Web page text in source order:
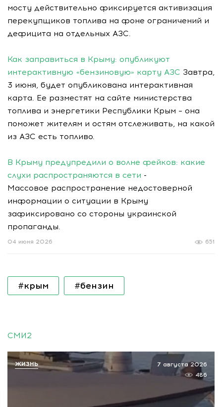
мосту действительно фиксируется активизация
перекупщиков топлива на фоне ограничений и
дефицита на отдельных АЗС.
Как заправиться в Крыму: опубликуют
интерактивную «бензиновую» карту АЗС Завтра,
3 июня, будет опубликована интерактивная
карта. Ее разместят на сайте министерства
топлива и энергетики Республики Крым – она
поможет жителям и остям отслеживать, на какой
из АЗС есть топливо.
В Крыму предупредили о волне фейков: какие
слухи распространяются в сети -
Массовое распространение недостоверной
информации о ситуации в Крыму
зафиксировано со стороны украинской
пропаганды.
651
04 июня 2026
#крым #бензин
СМИ2
7 августа 2026
486
ЖИЗНЬ